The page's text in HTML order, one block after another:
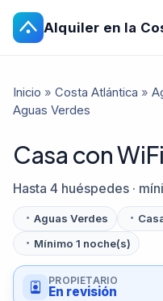
Alquiler en la
Inicio » Costa Atlántica »
Aguas Verdes
Casa con
Hasta 4 huéspedes ·
Aguas Verdes
Mínimo 1 noche(s)
PROPIETARIO
En revisión